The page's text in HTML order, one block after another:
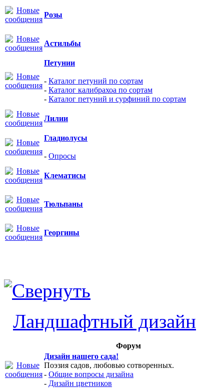
Розы
Астильбы
Петунии
- Каталог петуний по сортам
- Каталог калибрахоа по сортам
- Каталог петуний и сурфиний по сортам
Лилии
Гладиолусы
- Опросы
Клематисы
Тюльпаны
Георгины
Ландшафтный дизайн
Форум
Дизайн нашего сада!
Поэзия садов, любовью сотворенных.
- Общие вопросы дизайна
- Дизайн цветников